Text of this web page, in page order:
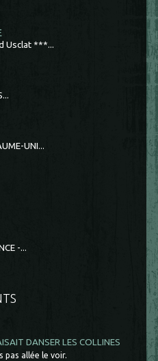
Usclat ***...
UNI...
-...
DANSER LES COLLINES
pas allée le voir.